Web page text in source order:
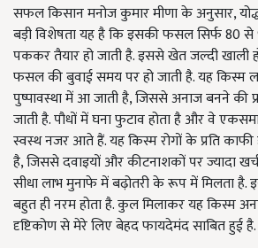
सफल किसान मनोज कुमार मीणा के अनुसार,
बड़ी विशेषता यह है कि इसकी फसल सिर्फ 80 से
पककर तैयार हो जाती है. इससे खेत जल्दी खाली
फसल की बुवाई समय पर हो जाती है. यह किस्म
पुष्पावस्था में आ जाती है, जिससे अनाज बनने की
जाती है. पौधों में घना फुटाव होता है और वे
स्वस्थ नजर आते हैं. यह किस्म रोगों के प्रति काफी
है, जिससे दवाइयों और कीटनाशकों पर ज्यादा
सीधा लाभ मुनाफे में बढ़ोतरी के रूप में मिलता है.
बहुत ही नरम होता है. कुल मिलाकर यह किस्म
दृष्टिकोण से मेरे लिए बेहद फायदेमंद साबित हुई है.